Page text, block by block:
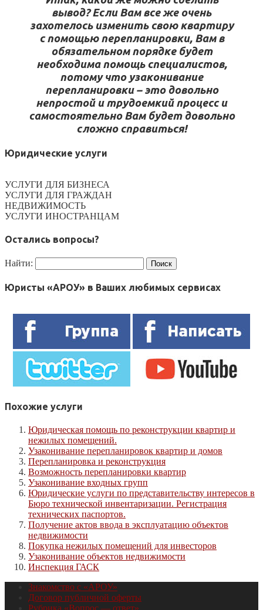
вывод? Если Вам все же очень
захотелось изменить свою квартиру
с помощью перепланировки, Вам в
обязательном порядке будет
необходима помощь специалистов,
потому что узаконивание
перепланировки – это довольно
непростой и трудоемкий процесс и
самостоятельно Вам будет довольно
сложно справиться!
Юридические услуги
УСЛУГИ ДЛЯ БИЗНЕСА
УСЛУГИ ДЛЯ ГРАЖДАН
НЕДВИЖИМОСТЬ
УСЛУГИ ИНОСТРАНЦАМ
Остались вопросы?
Найти:
Юристы «АРОУ» в Ваших любимых сервисах
Похожие услуги
Юридическая помощь по реконструкции квартир и
нежилых помещений.
Узаконивание перепланировок квартир и домов
Перепланировка и реконструкция
Возможность перепланировки квартир
Узаконивание входных групп
Юридические услуги по представительству интересов в
Бюро технической инвентаризации. Регистрация
технических паспортов.
Получение актов ввода в эксплуатацию объектов
недвижимости
Покупка нежилых помещений для инвесторов
Узаконивание объектов недвижимости
Инспекция ГАСК
Знакомство с «АРОУ»
Договор публичной оферты
Рубрика «Вопрос — ответ»